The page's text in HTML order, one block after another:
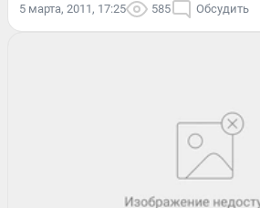
5 марта, 2011, 17:25 585 Обсудить